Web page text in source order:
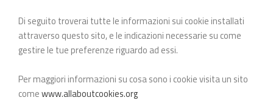
Di seguito troverai tutte le informazioni sui cookie installati
attraverso questo sito, e le indicazioni necessarie su come
gestire le tue preferenze riguardo ad essi.
Per maggiori informazioni su cosa sono i cookie visita un sito
comewww.allaboutcookies.org